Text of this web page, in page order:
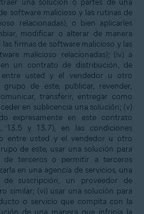
una solución o partes de una
software malicioso y las rutinas de
relacionadas), o bien aplicarles
modificar o alterar de manera
firmas de software malicioso y las
malicioso relacionadas); (iv) a
un contrato de distribución, de
usted y el vendedor u otro
de este, publicar, revender,
transferir, entregar como
en sublicencia una solución; (v)
expresamente en este contrato
13.5 y 13.7), en las condiciones
entre usted y el vendedor u otro
de este, usar una solución para
de terceros o permitir a terceros
en una agencia de servicios, una
de suscripción, un proveedor de
similar; (vi) usar una solución para
o servicio que compita con la
de una manera que infrinja la